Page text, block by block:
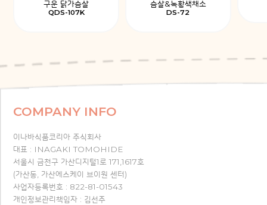
구운 닭가슴살
QDS-107K
슴살&녹황색채소
DS-72
COMPANY INFO
이나바식품코리아 주식회사
대표 : INAGAKI TOMOHIDE
서울시 금천구 가산디지털1로 171,1617호
(가산동, 가산에스케이 브이원 센터)
사업자등록번호 : 822-81-01543
개인정보관리책임자 : 김선주